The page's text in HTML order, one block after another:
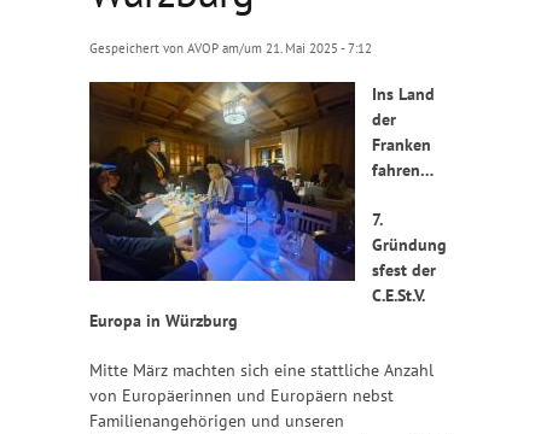
Gespeichert von AVOP am/um 21. Mai 2025 - 7:12
Ins Land
der
Franken
fahren…
7.
Gründung
sfest der
C.E.St.V.
Europa in Würzburg
Mitte März machten sich eine stattliche Anzahl
von Europäerinnen und Europäern nebst
Familienangehörigen und unseren